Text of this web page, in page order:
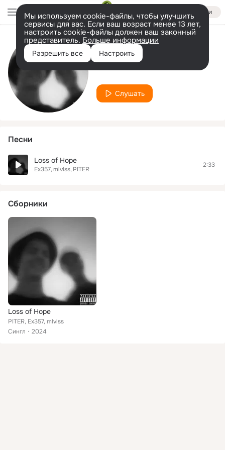
Войти
Мы используем cookie-файлы, чтобы улучшить
сервисы для вас. Если ваш возраст менее 13 лет,
настроить cookie-файлы должен ваш законный
представитель. Больше информации
Разрешить все Настроить
Исполнитель
mlvlss
Слушать
Песни
Loss of Hope
Ex357 mlvlss PITER
2:33
Сборники
Loss of Hope
PITER, Ex357, mlvlss
Сингл
2024